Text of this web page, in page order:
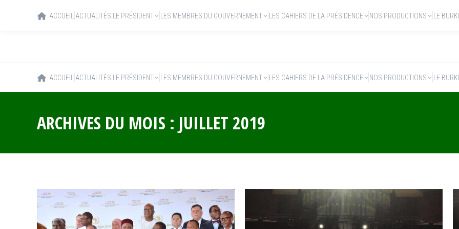
ACCUEIL ACTUALITÉS LE PRÉSIDENT LES MEMBRES DU GOUVERNEMENT LES CAHIERS DE LA PRÉSIDENCE NOS PRODUCTIONS LE
ARCHIVES DU MOIS : JUILLET 2019
ACCUEIL ACTUALITÉS LE PRÉSIDENT LES MEMBRES DU GOUVERNEMENT LES CAHIERS DE LA PRÉSIDENCE NOS PRODUCTIONS LE